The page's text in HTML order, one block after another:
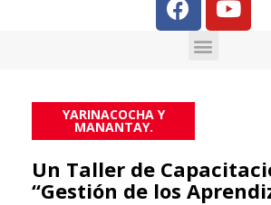
YARINACOCHA Y
MANANTAY.
Un Taller de
“Gestión de los